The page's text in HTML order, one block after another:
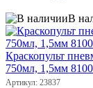
В
Краскопульт
750мл, 1,5мм
Артикул: 23837